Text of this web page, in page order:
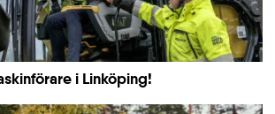
i Linköping!